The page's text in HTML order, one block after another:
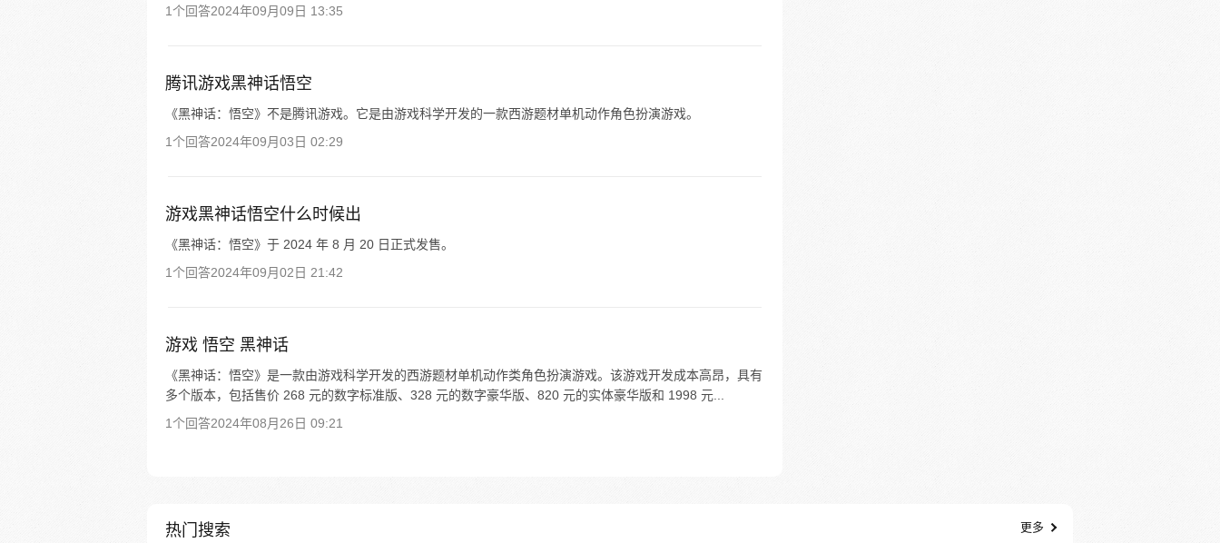
1个回答2024年09月09日 13:35
腾讯游戏黑神话悟空
《黑神话：悟空》不是腾讯游戏。它是由游戏科学开发的一款西游题材单机动作角色扮演游戏。
1个回答2024年09月03日 02:29
游戏黑神话悟空什么时候出
《黑神话：悟空》于 2024 年 8 月 20 日正式发售。
1个回答2024年09月02日 21:42
游戏 悟空 黑神话
《黑神话：悟空》是一款由游戏科学开发的西游题材单机动作类角色扮演游戏。该游戏开发成本高昂，具有
多个版本，包括售价 268 元的数字标准版、328 元的数字豪华版、820 元的实体豪华版和 1998 元...
1个回答2024年08月26日 09:21
热门搜索 更多